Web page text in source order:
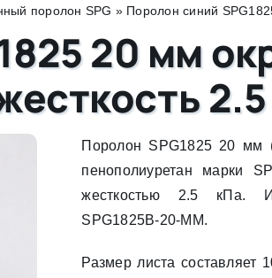
поролон SPG » Поролон синий
20 мм
Поролон SPG1825 20 мм
пенополиуретан марки
жесткостью 2.5 кПа.
SPG1825B-20-MM.
Размер листа